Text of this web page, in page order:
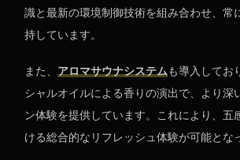
識と最新の環境制御技術を組み合わせ、常
持しています。
また、アロマサウナシステムも導入してお
シャルオイルによる香りの演出で、より深
ン体験を提供しています。これにより、五
ける総合的なリフレッシュ体験が可能とな